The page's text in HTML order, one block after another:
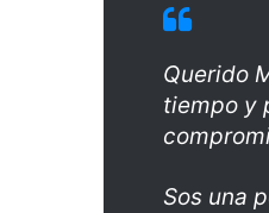
Querido
tiempo y
Sos una